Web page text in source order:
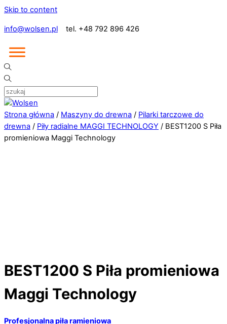
Skip to content
info@wolsen.pl tel. +48 792 896 426
Strona główna / Maszyny do drewna / Pilarki tarczowe do
drewna / Piły radialne MAGGI TECHNOLOGY / BEST1200 S Piła
promieniowa Maggi Technology
BEST1200 S Piła promieniowa
Maggi Technology
Profesjonalna piła ramieniowa